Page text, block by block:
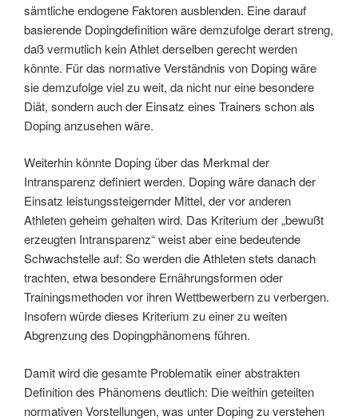
sämtliche endogene Faktoren ausblenden. Eine darauf
basierende Dopingdefinition wäre demzufolge derart streng,
daß vermutlich kein Athlet derselben gerecht werden
könnte. Für das normative Verständnis von Doping wäre
sie demzufolge viel zu weit, da nicht nur eine besondere
Diät, sondern auch der Einsatz eines Trainers schon als
Doping anzusehen wäre.
Weiterhin könnte Doping über das Merkmal der
Intransparenz definiert werden. Doping wäre danach der
Einsatz leistungssteigernder Mittel, der vor anderen
Athleten geheim gehalten wird. Das Kriterium der „bewußt
erzeugten Intransparenz“ weist aber eine bedeutende
Schwachstelle auf: So werden die Athleten stets danach
trachten, etwa besondere Ernährungsformen oder
Trainingsmethoden vor ihren Wettbewerbern zu verbergen.
Insofern würde dieses Kriterium zu einer zu weiten
Abgrenzung des Dopingphänomens führen.
Damit wird die gesamte Problematik einer abstrakten
Definition des Phänomens deutlich: Die weithin geteilten
normativen Vorstellungen, was unter Doping zu verstehen